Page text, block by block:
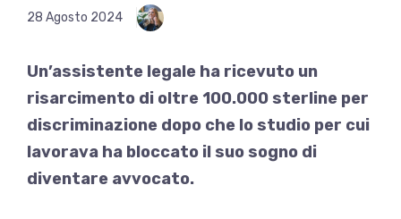
28 Agosto 2024
Un’assistente legale ha ricevuto un
risarcimento di oltre 100.000 sterline per
discriminazione dopo che lo studio per cui
lavorava ha bloccato il suo sogno di
diventare avvocato.